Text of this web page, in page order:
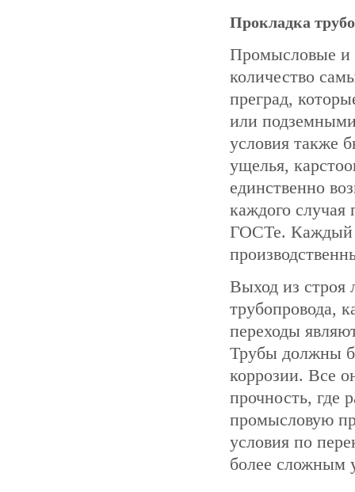
Прокладка
Промысловые и
количество
преград,
или
условия также
ущелья,
единственно
каждого
ГОСТе. Каждый
Выход из строя
трубопровода,
переходы
Трубы должны
коррозии. Все
прочность, где
промысловую
условия по
более сложным